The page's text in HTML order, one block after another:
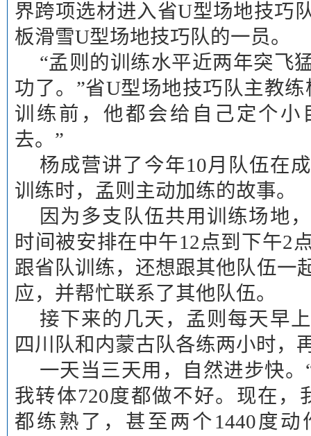
界跨项选材进入省U型场地技巧
板滑雪U型场地技巧队的一员。
“孟则的训练水平近两年突飞
功了。”省U型场地技巧队主教
训练前，他都会给自己定个小
去。”
杨成营讲了今年10月队伍在
训练时，孟则主动加练的故事。
因为多支队伍共用训练场地
时间被安排在中午12点到下午2
跟省队训练，还想跟其他队伍一
应，并帮忙联系了其他队伍。
接下来的几天，孟则每天早
四川队和内蒙古队各练两小时，
一天当三天用，自然进步快
我转体720度都做不好。现在，
都练熟了，甚至两个1440度